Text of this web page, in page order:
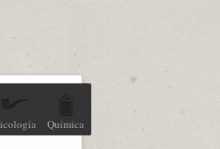
Química